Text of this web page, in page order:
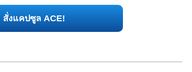
สั่งแคปซูล ACE!